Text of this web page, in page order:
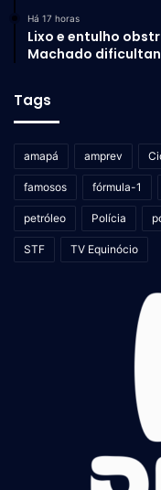
Há 17 horas
Lixo e entulho
Machado
Tags
amapá amprev
famosos fórmula-1
petróleo Polícia
STF TV Equinócio